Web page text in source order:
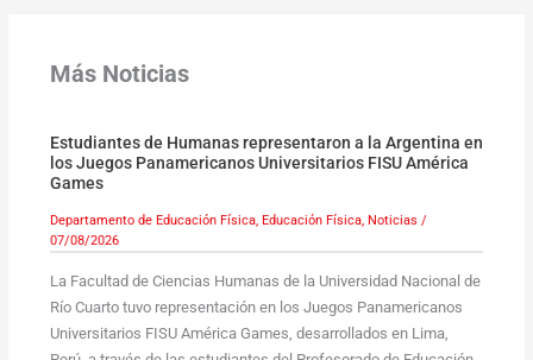
Más Noticias
Estudiantes de Humanas representaron a la Argentina en
los Juegos Panamericanos Universitarios FISU América
Games
Departamento de Educación Física, Educación Física, Noticias /
07/08/2026
La Facultad de Ciencias Humanas de la Universidad Nacional de
Río Cuarto tuvo representación en los Juegos Panamericanos
Universitarios FISU América Games, desarrollados en Lima,